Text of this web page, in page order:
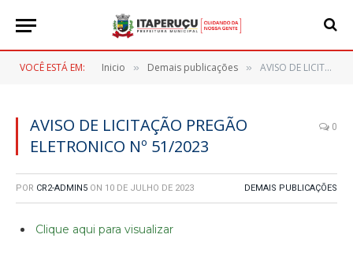
VOCÊ ESTÁ EM: Inicio » Demais publicações » AVISO DE LICITAÇÃO PREGÃO ELETRONICO Nº 51/2023
AVISO DE LICITAÇÃO PREGÃO
ELETRONICO Nº 51/2023
0
POR CR2-ADMIN5 ON 10 DE JULHO DE 2023 DEMAIS PUBLICAÇÕES
Clique aqui para visualizar